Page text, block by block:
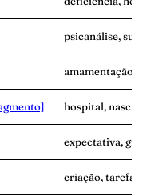
psicanálise,
amamentação,
hospital,
expectativa,
criação, tarefa,